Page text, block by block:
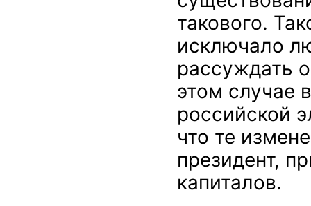
такового.
исключало
рассуждать
этом случае
российской
что те
президент,
капиталов.